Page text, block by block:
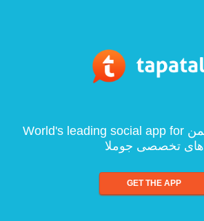
World's leading social app for پارس جوم :: انجمن
های تخصصی جوملا
GET THE APP